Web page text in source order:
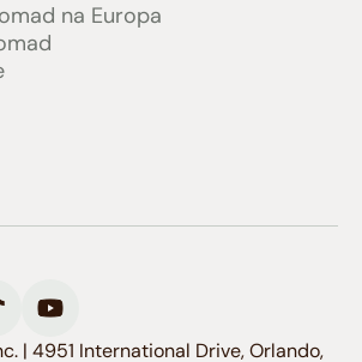
na Europa
| 4951 International Drive, Orlando,